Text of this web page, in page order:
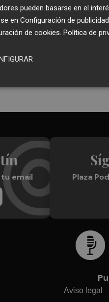
Recibe
Plaza
email
Plaza
Aviso legal
pueden basarse en el
en Configuración de publicidad
de cookies Política de